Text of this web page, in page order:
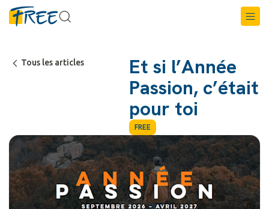
Tous les articles
Et si l’Année
Passion, c’était
pour toi
FREE